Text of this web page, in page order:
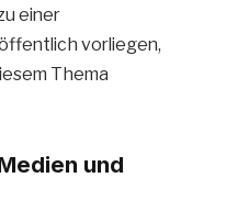
einer
vorliegen,
Thema
und